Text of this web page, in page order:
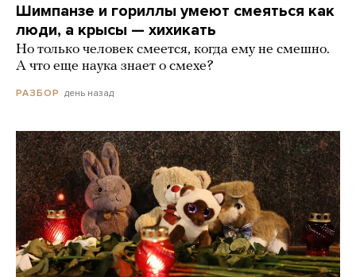
Шимпанзе и гориллы умеют смеяться как
люди, а крысы — хихикать
Но только человек смеется, когда ему не смешно.
А что еще наука знает о смехе?
РАЗБОР день назад